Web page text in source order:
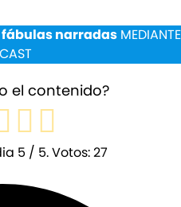
narradas MEDIANTE
el contenido?
5 / 5. Votos:27